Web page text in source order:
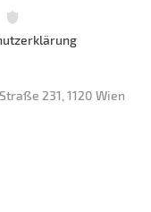
231, 1120 Wien